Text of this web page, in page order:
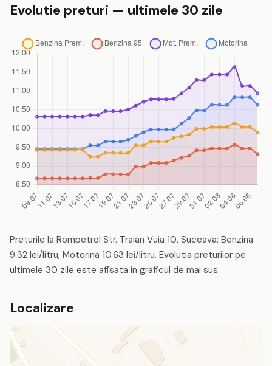
Evolutie preturi — ultimele 30 zile
Preturile la Rompetrol Str. Traian Vuia 10, Suceava: Benzina
9.32 lei/litru, Motorina 10.63 lei/litru. Evolutia preturilor pe
ultimele 30 zile este afisata in graficul de mai sus.
Localizare